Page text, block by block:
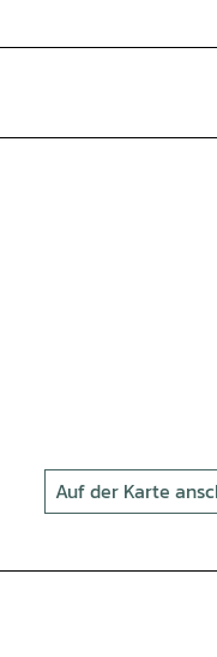
Auf der Karte